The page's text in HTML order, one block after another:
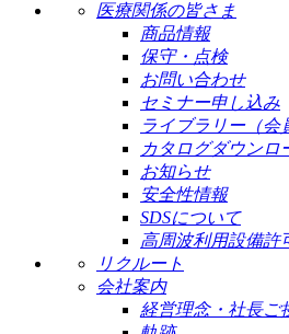
医療関係の皆さま
商品情報
保守・点検
お問い合わせ
セミナー申し込み
ライブラリー（会
カタログダウンロ
お知らせ
安全性情報
SDSについて
高周波利用設備許
リクルート
会社案内
経営理念・社長ご